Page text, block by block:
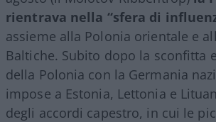
rientrava nella “sfera di
assieme alla Polonia orientale e
Baltiche. Subito dopo la sconfitta
della Polonia con la Germania
impose a Estonia, Lettonia e
degli accordi capestro, in cui le